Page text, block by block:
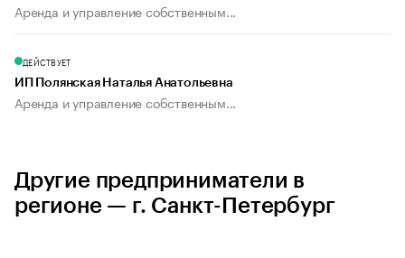
Аренда и управление собственным...
ДЕЙСТВУЕТ
ИП Полянская Наталья Анатольевна
Аренда и управление собственным...
Другие предприниматели в
регионе — г. Санкт-Петербург